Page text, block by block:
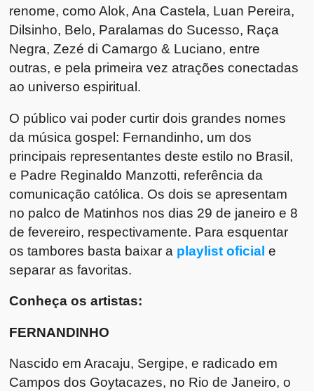
renome, como Alok, Ana Castela, Luan Pereira,
Dilsinho, Belo, Paralamas do Sucesso, Raça
Negra, Zezé di Camargo & Luciano, entre
outras, e pela primeira vez atrações conectadas
ao universo espiritual.
O público vai poder curtir dois grandes nomes
da música gospel: Fernandinho, um dos
principais representantes deste estilo no Brasil,
e Padre Reginaldo Manzotti, referência da
comunicação católica. Os dois se apresentam
no palco de Matinhos nos dias 29 de janeiro e 8
de fevereiro, respectivamente. Para esquentar
os tambores basta baixar a playlist oficial e
separar as favoritas.
Conheça os artistas:
FERNANDINHO
Nascido em Aracaju, Sergipe, e radicado em
Campos dos Goytacazes, no Rio de Janeiro, o